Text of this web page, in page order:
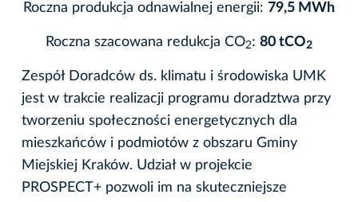
Roczna produkcja odnawialnej energii: 79,5 MWh
Roczna szacowana redukcja CO2: 80 tCO2
Zespół Doradców ds. klimatu i środowiska UMK
jest w trakcie realizacji programu doradztwa przy
tworzeniu społeczności energetycznych dla
mieszkańców i podmiotów z obszaru Gminy
Miejskiej Kraków. Udział w projekcie
PROSPECT+ pozwoli im na skuteczniejsze